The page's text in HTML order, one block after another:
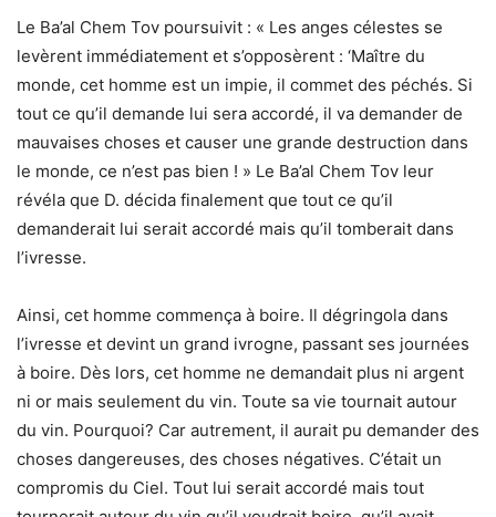
Le Ba’al Chem Tov poursuivit : « Les anges célestes se
levèrent immédiatement et s’opposèrent : ‘Maître du
monde, cet homme est un impie, il commet des péchés. Si
tout ce qu’il demande lui sera accordé, il va demander de
mauvaises choses et causer une grande destruction dans
le monde, ce n’est pas bien ! » Le Ba’al Chem Tov leur
révéla que D. décida finalement que tout ce qu’il
demanderait lui serait accordé mais qu’il tomberait dans
l’ivresse.
Ainsi, cet homme commença à boire. Il dégringola dans
l’ivresse et devint un grand ivrogne, passant ses journées
à boire. Dès lors, cet homme ne demandait plus ni argent
ni or mais seulement du vin. Toute sa vie tournait autour
du vin. Pourquoi? Car autrement, il aurait pu demander des
choses dangereuses, des choses négatives. C’était un
compromis du Ciel. Tout lui serait accordé mais tout